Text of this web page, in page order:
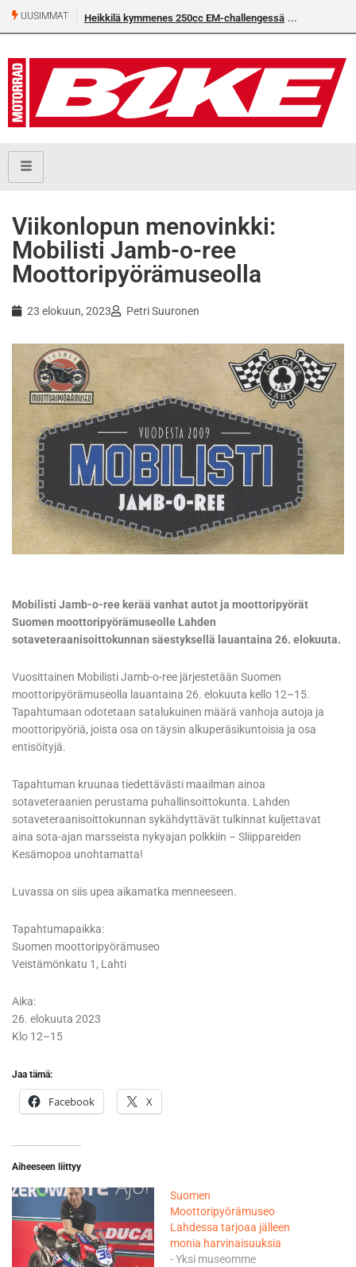
UUSIMMAT Heikkilä kymmenes 250cc EM-challengessä
Viikonlopun menovinkki:
Mobilisti Jamb-o-ree
Moottoripyörämuseolla
23 elokuun, 2023 Petri Suuronen
Mobilisti Jamb-o-ree kerää vanhat autot ja moottoripyörät
Suomen moottoripyörämuseolle Lahden
sotaveteraanisoittokunnan säestyksellä lauantaina 26. elokuuta.
Vuosittainen Mobilisti Jamb-o-ree järjestetään Suomen
moottoripyörämuseolla lauantaina 26. elokuuta kello 12–15.
Tapahtumaan odotetaan satalukuinen määrä vanhoja autoja ja
moottoripyöriä, joista osa on täysin alkuperäsikuntoisia ja osa
entisöityjä.
Tapahtuman kruunaa tiedettävästi maailman ainoa
sotaveteraanien perustama puhallinsoittokunta. Lahden
sotaveteraanisoittokunnan sykähdyttävät tulkinnat kuljettavat
aina sota-ajan marsseista nykyajan polkkiin – Sliippareiden
Kesämopoa unohtamatta!
Luvassa on siis upea aikamatka menneeseen.
Tapahtumapaikka:
Suomen moottoripyörämuseo
Veistämönkatu 1, Lahti
Aika:
26. elokuuta 2023
Klo 12–15
Jaa tämä:
Facebook X
Aiheeseen liittyy
Suomen
Moottoripyörämuseo
Lahdessa tarjoaa jälleen
monia harvinaisuuksia
- Yksi museomme